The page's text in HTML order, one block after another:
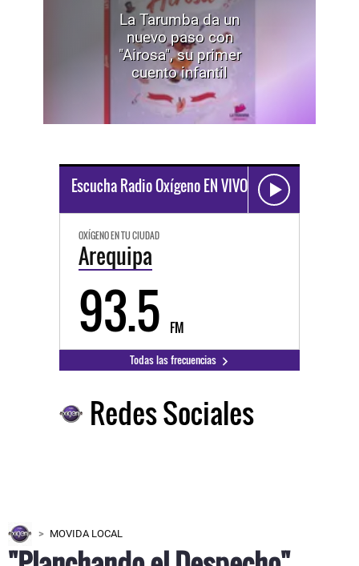
La Tarumba da un
nuevo paso con
"Airosa", su primer
cuento infantil
Escucha Radio Oxígeno EN VIVO
OXÍGENO EN TU CIUDAD
Arequipa
93.5 FM
Todas las frecuencias
Redes Sociales
MOVIDA LOCAL